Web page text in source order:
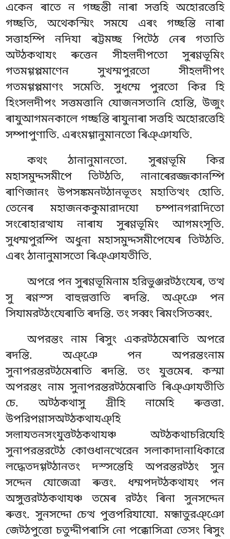
একেন ৰাতে ন গচ্ছন্তী নাৰা সত্তহি অহোরত্তেহি
গচ্ছতি, অথেকস্মিং সমযে এৰং গচ্ছন্তি নাৰা
সত্তাহম্পি নদিযা ৰট্টমচ্ছ পিট্ঠে নেৰ গতাতি
অট্ঠকথাযং ৰুত্তেন সীহল়দীপতো সুৰণ্ণভূমিং
গতমগ্গপ্পমাণেন সুখম্মপুরতো সীহল়দীপং
গতমগ্গপ্পমাণং সমেতি. সুধম্মে পুরতো কির হি
হিংসল়দীপং সত্তমত্তানি যোজনসতানি হোন্তি, উজুং
ৰাযুআগমনকালে গচ্ছন্তি ৰাযুনাৰা সত্তহি অহোরত্তেহি
সম্পাপুণাতি. এৰংমগ্গানুমানতো ৰিঞ্ঞাযতি.
কথং ঠানানুমানতো. সুৰণ্ণভূমি কির
মহাসমুদ্দসমীপে তিট্ঠতি, নানাৰেরজ্জকানম্পি
ৰাণিজানং উপসঙ্কমনট্ঠানভূতং মহাতিত্থং হোতি.
তেনেৰ মহাজনককুমারাদযো চম্পানগরাদিতো
সংৰোহারত্থায নাৰায সুৰণ্ণভূমিং আগমংসূতি.
সুধম্মপুরম্পি অধুনা মহাসমুদ্দসমীপেযেৰ তিট্ঠতি.
এৰং ঠানানুমাসতো ৰিঞ্ঞাযতীতি.
অপরে পন সুৰণ্ণভূমিনাম হরিভুঞ্জরট্ঠংযেৰ, তত্থ
সু ৰণ্ণস্স বাহুল্লত্তাতি ৰদন্তি. অঞ্ঞে পন
সিযামরট্ঠংযেৰাতি ৰদন্তি. তং সব্বং ৰিমংসিতব্বং.
অপরন্তং নাম ৰিসুং একরট্ঠমেৰাতি অপরে
ৰদন্তি. অঞ্ঞে পন অপরন্তংনাম
সুনাপরন্তরট্ঠমেৰাতি ৰদন্তি. তং যুত্তমেৰ. কস্মা
অপরন্তং নাম সুনাপরন্তরট্ঠমেৰাতি ৰিঞ্ঞাযতীতি
চে. অট্ঠকথাসু দ্ৰীহি নামেহি ৰুত্তত্তা.
উপরিপণ্ণাসঅট্ঠকথাযঞ্হি
সল়াযতনসংযুত্তট্ঠকথাযঞ্চ অট্ঠকথাচরিযেহি
সুনাপরন্তরট্ঠে কোণ্ডধানত্থেরেন সলাকাদানাধিকারে
লদ্ধেতদগ্গট্ঠানতং দস্সন্তেহি অপরন্তরট্ঠং সুন
সদ্দেন যোজেত্ৰা ৰুত্তং. ধম্মপদট্ঠকথাযং পন
অঙ্গুত্তরট্ঠকথাযঞ্চ তমেৰ রট্ঠং ৰিনা সুনসদ্দেন
ৰুত্তং. সুনসদ্দো চেত্থ পুত্তপরিযাযো. মন্ধাতুরঞ্ঞো
জেট্ঠপুত্তো চতুদ্দীপৰাসি নো পক্কোসিত্ৰা তেসং ৰিসুং